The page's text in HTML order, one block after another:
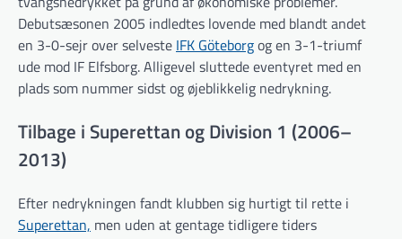
Debutsæsonen 2005 indledtes lovende med blandt andet
en 3-0-sejr over selveste IFK Göteborgog en 3-1-triumf
ude mod IF Elfsborg. Alligevel sluttede eventyret med en
plads som nummer sidst og øjeblikkelig nedrykning.
Tilbage i Superettan og Division 1 (2006–
2013)
Efter nedrykningen fandt klubben sig hurtigt til rette i
Superettan, men uden at gentage tidligere tiders